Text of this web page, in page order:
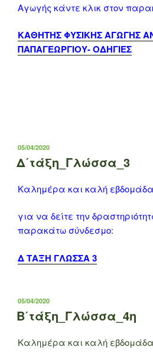
Αγωγής κάντε κλικ στον
ΚΑΘΗΤΗΣ ΦΥΣΙΚΗΣ ΑΓΩΓΗΣ
ΠΑΠΑΓΕΩΡΓΙΟΥ- ΟΔΗΓΙΕΣ
ΔΗΜΟΣΙΕΎΤΗΚΕ
ΣΤΙΣ
05/04/2020
Δ΄τάξη_Γλώσσα_3
Καλημέρα και καλή
για να δείτε την
παρακάτω σύνδεσμο:
Δ ΤΑΞΗ ΓΛΩΣΣΑ 3
ΔΗΜΟΣΙΕΎΤΗΚΕ
ΣΤΙΣ
05/04/2020
Β΄τάξη_Γλώσσα_4η
Καλημέρα και καλή